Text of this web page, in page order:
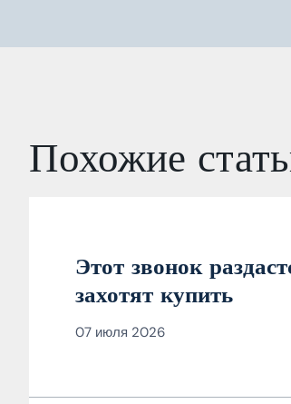
Похожие
Этот звонок
захотят купить
07 июля 2026